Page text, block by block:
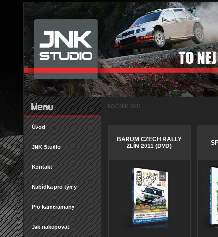
Úvod
JNK Studio
Kontakt
Nabídka pro týmy
Pro kameramany
Jak nakupovat
ROČNÍK 2011
BARUM CZECH RALLY
ZLÍN 2011 (DVD)